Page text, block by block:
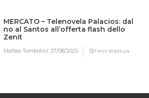
MERCATO – Telenovela Palacios: dal
no al Santos all’offerta flash dello
Zenit
Matteo Tombolini,27/08/2025 1 min di lettura